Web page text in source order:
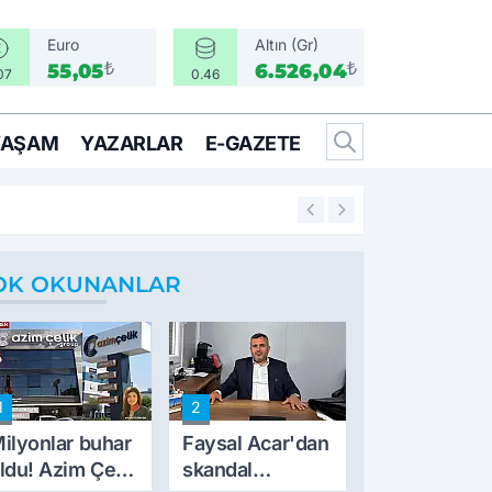
Euro
55,05₺ 0.46
Altın (Gr)
6.526,04₺
YAZARLAR E-GAZETE
15:07
OKUNANLAR
buhar
Azim Çelik
2
Faysal Acar'dan
skandal